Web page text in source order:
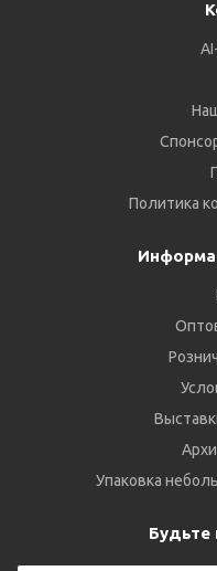
Политика
Упаковка
Будьте